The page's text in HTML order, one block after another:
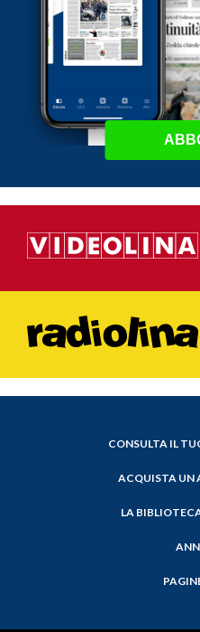
CONSULTA IL
ACQUISTA UN
LA